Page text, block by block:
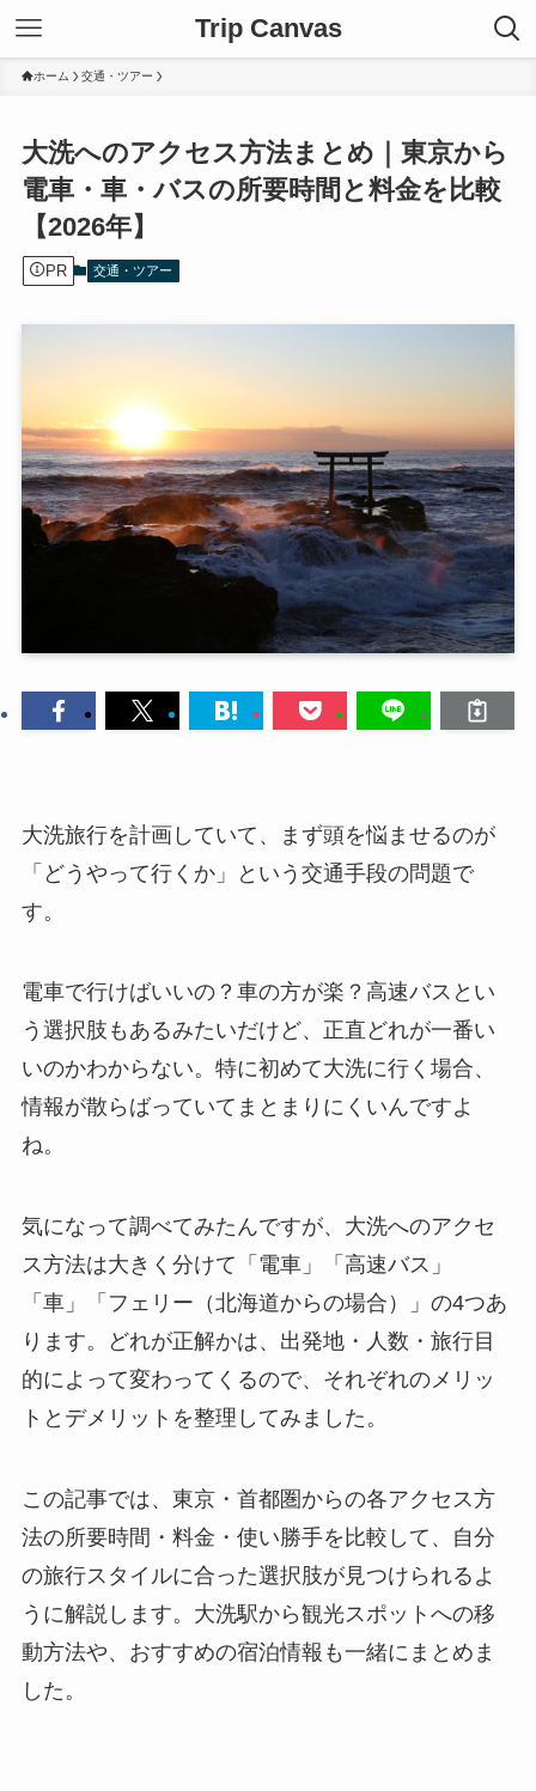
Trip Canvas
ホーム 交通・ツアー
大洗へのアクセス方法まとめ｜東京から
電車・車・バスの所要時間と料金を比較
【2026年】
PR 交通・ツアー
大洗旅行を計画していて、まず頭を悩ませるのが
「どうやって行くか」という交通手段の問題で
す。
電車で行けばいいの？車の方が楽？高速バスとい
う選択肢もあるみたいだけど、正直どれが一番い
いのかわからない。特に初めて大洗に行く場合、
情報が散らばっていてまとまりにくいんですよ
ね。
気になって調べてみたんですが、大洗へのアクセ
ス方法は大きく分けて「電車」「高速バス」
「車」「フェリー（北海道からの場合）」の4つあ
ります。どれが正解かは、出発地・人数・旅行目
的によって変わってくるので、それぞれのメリッ
トとデメリットを整理してみました。
この記事では、東京・首都圏からの各アクセス方
法の所要時間・料金・使い勝手を比較して、自分
の旅行スタイルに合った選択肢が見つけられるよ
うに解説します。大洗駅から観光スポットへの移
動方法や、おすすめの宿泊情報も一緒にまとめま
した。